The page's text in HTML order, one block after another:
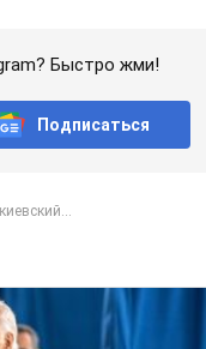
Быстро жми!
Подписаться